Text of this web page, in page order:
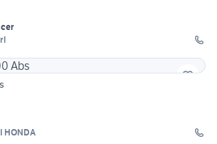
HONDA